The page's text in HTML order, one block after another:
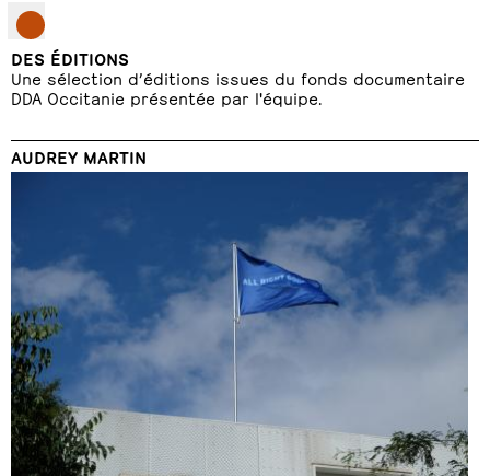
DES ÉDITIONS
Une sélection d’éditions issues du fonds documentaire
DDA Occitanie présentée par l'équipe.
AUDREY MARTIN